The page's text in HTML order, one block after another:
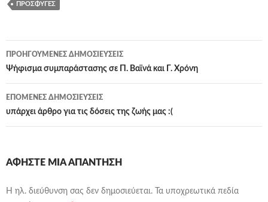
ΠΡΌΣΦΥΓΕΣ
Πλοήγηση
άρθρων
ΠΡΟΗΓΟΎΜΕΝΕΣ ΔΗΜΟΣΙΕΎΣΕΙΣ
Ψήφισμα συμπαράστασης σε Π. Βαϊνά και Γ. Χρόνη
ΕΠΌΜΕΝΕΣ ΔΗΜΟΣΙΕΎΣΕΙΣ
υπάρχει άρθρο για τις δόσεις της ζωής μας :(
ΑΦΉΣΤΕ ΜΙΑ ΑΠΆΝΤΗΣΗ
Η ηλ. διεύθυνση σας δεν δημοσιεύεται.
Τα υποχρεωτικά πεδία